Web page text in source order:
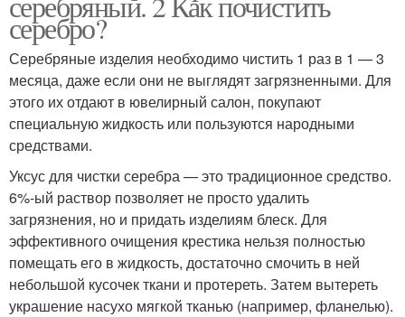
серебро?
Серебряные изделия необходимо чистить 1 раз в 1 — 3
месяца, даже если они не выглядят загрязненными. Для
этого их отдают в ювелирный салон, покупают
специальную жидкость или пользуются народными
средствами.
Уксус для чистки серебра — это традиционное средство.
6%-ый раствор позволяет не просто удалить
загрязнения, но и придать изделиям блеск. Для
эффективного очищения крестика нельзя полностью
помещать его в жидкость, достаточно смочить в ней
небольшой кусочек ткани и протереть. Затем вытереть
украшение насухо мягкой тканью (например, фланелью).